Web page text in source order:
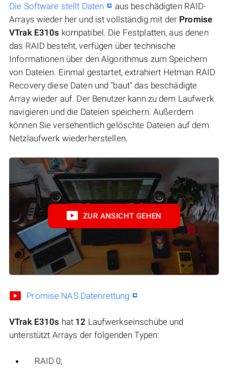
Die Software stellt Daten
aus beschädigten RAID-
Arrays wieder her und ist vollständig mit der Promise
VTrak E310s kompatibel. Die Festplatten, aus denen
das RAID besteht, verfügen über technische
Informationen über den Algorithmus zum Speichern
von Dateien. Einmal gestartet, extrahiert Hetman RAID
Recovery diese Daten und "baut" das beschädigte
Array wieder auf. Der Benutzer kann zu dem Laufwerk
navigieren und die Dateien speichern. Außerdem
können Sie versehentlich gelöschte Dateien auf dem
Netzlaufwerk wiederherstellen.
ZUR ANSICHT GEHEN
Promise NAS Datenrettung
VTrak E310s hat 12 Laufwerkseinschübe und
unterstützt Arrays der folgenden Typen:
RAID 0;